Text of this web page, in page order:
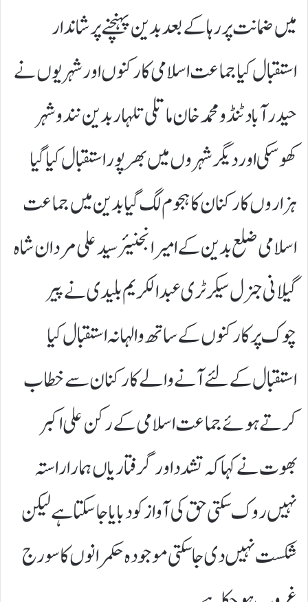
میں ضمانت پر رہا کے بعد بدین پہنچنے پر شاندار
استقبال کیا جماعت اسلامی کارکنوں اور شہریوں نے
حیدرآباد ٹنڈو محمد خان ماتلی تلہار بدین نندوشہر
کھوسکی اور دیگر شہروں میں بھرپور استقبال کیا گیا
ہزاروں کارکنان کا ہجوم لگ گیا بدین میں جماعت
اسلامی ضلع بدین کے امیر انجنيئر سیدعلی مردان شاہ
گیلانی جنرل سیکرٹری عبدالکریم بلیدی نے پیر
چوک پر کارکنوں کے ساتھ والہانہ استقبال کیا
استقبال کے لئے آنے والے کارکنان سے خطاب
کرتے ہوئے جماعت اسلامی کے رکن علی اکبر
بھوت نے کہا کہ تشدد اور گرفتاریاں ہمارا راستہ
نہیں روک سکتی حق کی آواز کو دبایا جاسکتا ہے لیکن
شکست نہیں دی جاسکتی موجودہ حکمرانوں کا سورج